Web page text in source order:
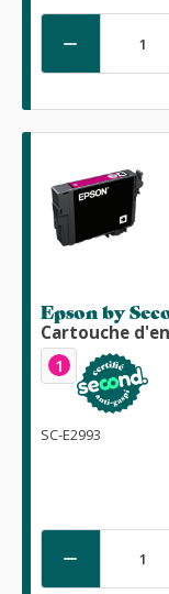

Epson by
Cartouche
1
SC-E2993
